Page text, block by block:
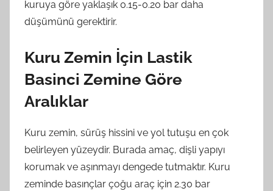
kuruya göre yaklaşık 0.15-0.20 bar daha
düşümünü gerektirir.
Kuru Zemin İçin Lastik
Basinci Zemine Göre
Aralıklar
Kuru zemin, sürüş hissini ve yol tutuşu en çok
belirleyen yüzeydir. Burada amaç, dişli yapıyı
korumak ve aşınmayı dengede tutmaktır. Kuru
zeminde basınçlar çoğu araç için 2.30 bar